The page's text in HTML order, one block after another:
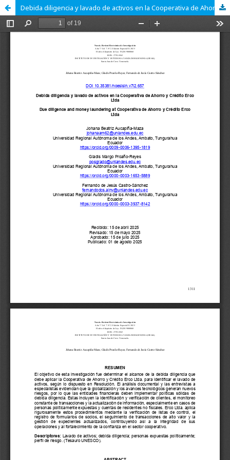
Debida diligencia y lavado de activos en la Cooperativa de Ahorro y Crédito Erco Ltda